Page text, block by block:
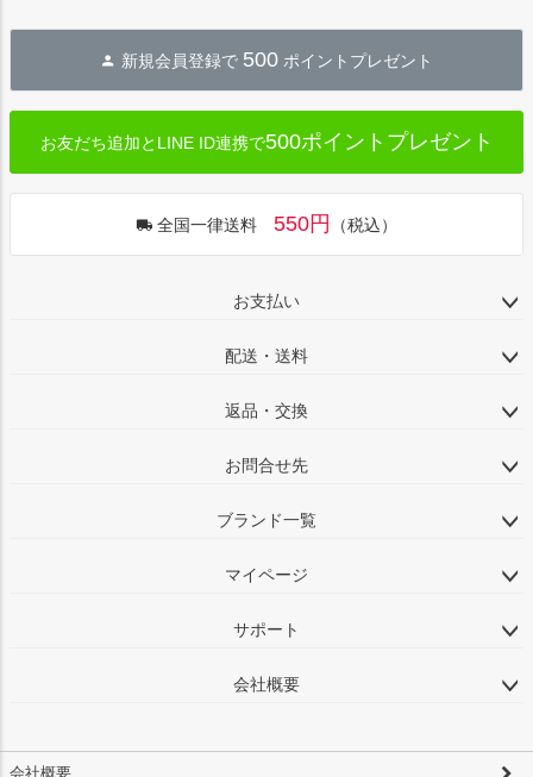
新規会員登録で 500 ポイントプレゼント
お友だち追加とLINE ID連携で500ポイントプレゼント
全国一律送料 550円 （税込）
お支払い
配送・送料
返品・交換
お問合せ先
ブランド一覧
マイページ
サポート
会社概要
会社概要